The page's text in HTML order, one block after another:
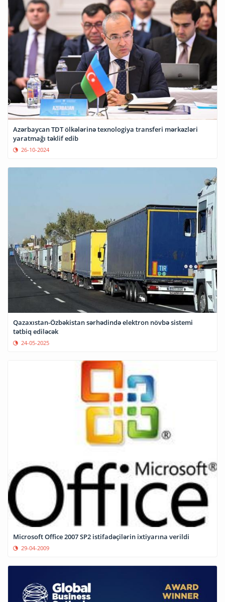
Azərbaycan TDT ölkələrinə texnologiya transferi mərkəzləri
yaratmağı təklif edib
26-10-2024
Qazaxıstan-Özbəkistan sərhədində elektron növbə sistemi
tətbiq ediləcək
24-05-2025
Microsoft Office 2007 SP2 istifadəçilərin ixtiyarına verildi
29-04-2009